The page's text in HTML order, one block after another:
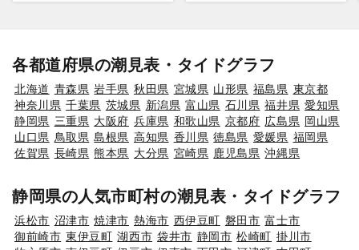
各都道府県の潮見表・タイドグラフ
北海道 青森県 岩手県 秋田県 宮城県 山形県 福島県 東京都
神奈川県 千葉県 茨城県 新潟県 富山県 石川県 福井県 愛知県
静岡県 三重県 大阪府 兵庫県 和歌山県 京都府 広島県 岡山県
山口県 鳥取県 島根県 高知県 香川県 徳島県 愛媛県 福岡県
佐賀県 長崎県 熊本県 大分県 宮崎県 鹿児島県 沖縄県
静岡県の人気市町村の潮見表・タイドグラフ
浜松市 沼津市 焼津市 熱海市 西伊豆町 磐田市 富士市
御前崎市 東伊豆町 湖西市 袋井市 静岡市 松崎町 掛川市